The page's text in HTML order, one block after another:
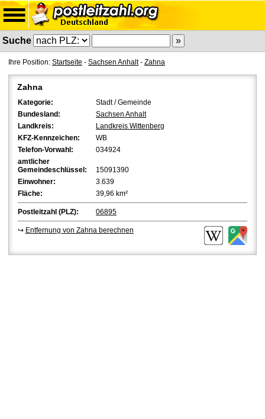
Suche
Ihre Position: Startseite - Sachsen Anhalt- Zahna
Zahna
Kategorie:
Stadt / Gemeinde
Bundesland:
Sachsen Anhalt
Landkreis:
Landkreis Wittenberg
KFZ-Kennzeichen:
WB
Telefon-Vorwahl:
034924
amtlicher
Gemeindeschlüssel:
15091390
Einwohner:
3.639
Fläche:
39,96 km²
Postleitzahl (PLZ): 06895
↪ Entfernung von Zahna berechnen